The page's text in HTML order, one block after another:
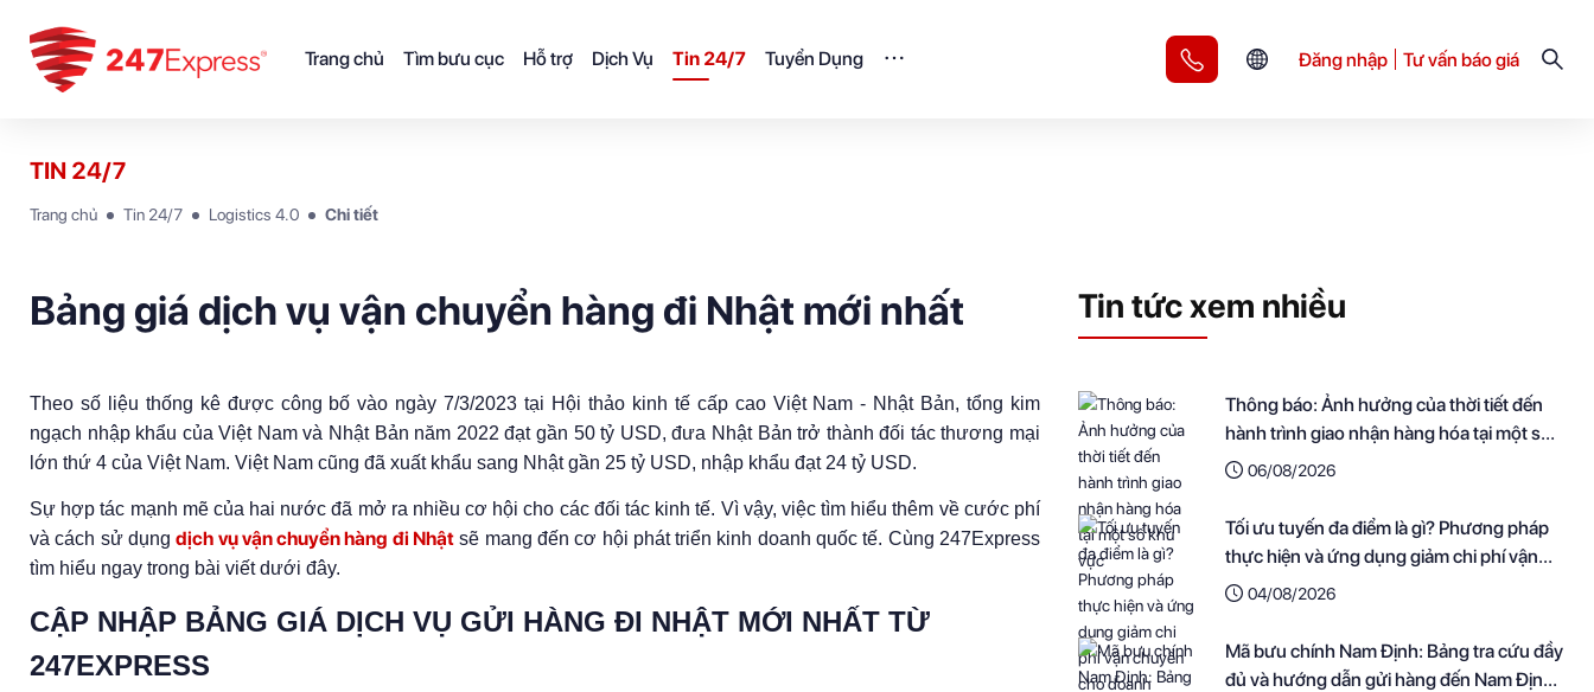
Trang chủ Tìm bưu cục Hỗ trợ Dịch Vụ Tin 24/7 Tuyển Dụng Đăng nhập Tư vấn báo giá
TIN 24/7
Trang chủ Tin 24/7 Logistics 4.0 Chi tiết
Bảng giá dịch vụ vận chuyển hàng đi Nhật mới nhất
Theo số liệu thống kê được công bố vào ngày 7/3/2023 tại Hội thảo kinh tế cấp cao Việt Nam - Nhật Bản, tổng kim
ngạch nhập khẩu của Việt Nam và Nhật Bản năm 2022 đạt gần 50 tỷ USD, đưa Nhật Bản trở thành đối tác thương mại
lớn thứ 4 của Việt Nam. Việt Nam cũng đã xuất khẩu sang Nhật gần 25 tỷ USD, nhập khẩu đạt 24 tỷ USD.
Sự hợp tác mạnh mẽ của hai nước đã mở ra nhiều cơ hội cho các đối tác kinh tế. Vì vậy, việc tìm hiểu thêm về cước phí
và cách sử dụngdịch vụ vận chuyển hàng đi Nhật sẽ mang đến cơ hội phát triển kinh doanh quốc tế. Cùng 247Express
tìm hiểu ngay trong bài viết dưới đây.
CẬP NHẬP BẢNG GIÁ DỊCH VỤ GỬI HÀNG ĐI NHẬT MỚI NHẤT TỪ
247EXPRESS
Tin tức xem nhiều
Thông báo: Ảnh hưởng của thời tiết đến
hành trình giao nhận hàng hóa tại một số
khu vực
06/08/2026
Tối ưu tuyến đa điểm là gì? Phương pháp
thực hiện và ứng dụng giảm chi phí vận
chuyển cho doanh nghiệp
04/08/2026
Mã bưu chính Nam Định: Bảng tra cứu đầy
đủ và hướng dẫn gửi hàng đến Nam Định